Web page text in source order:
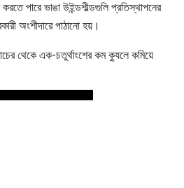
পারে ভাঙা উইন্ডশীল্ডগুলি প্রতিস্থাপনের
অংশীদারে পাঠানো হয়।
থেকে এক-চতুর্থাংশের কম ক্যুলে কমিয়ে